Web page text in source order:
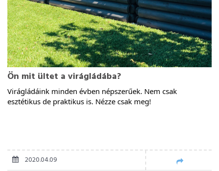
Ön mit ültet a virágládába?
Virágládáink minden évben népszerűek. Nem csak
esztétikus de praktikus is. Nézze csak meg!
2020.04.09